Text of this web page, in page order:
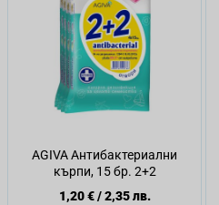
AGIVA Антибактериални
кърпи, 15 бр. 2+2
1,20 €/2,35 лв.